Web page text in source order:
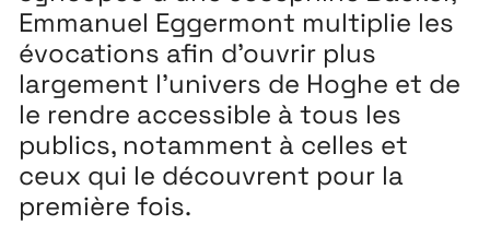
Emmanuel Eggermont multiplie les
évocations afin d’ouvrir plus
largement l’univers de Hoghe et de
le rendre accessible à tous les
publics, notamment à celles et
ceux qui le découvrent pour la
première fois.